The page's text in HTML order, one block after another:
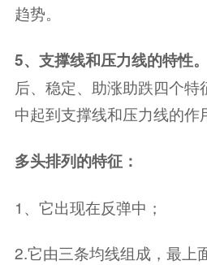
趋势。
5、支撑线和压力线的特性。
后、稳定、助涨助跌四个
中起到支撑线和压力线的作
多头排列的特征：
1、它出现在反弹中；
2.它由三条均线组成，最上